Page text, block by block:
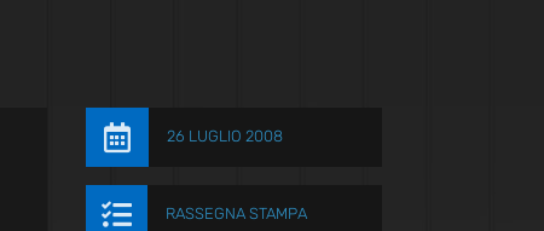
 26 LUGLIO 2008
 RASSEGNA STAMPA